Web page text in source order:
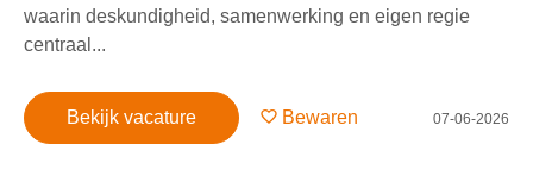
waarin deskundigheid, samenwerking en eigen regie
centraal...
Bekijk vacature Bewaren 07-06-2026